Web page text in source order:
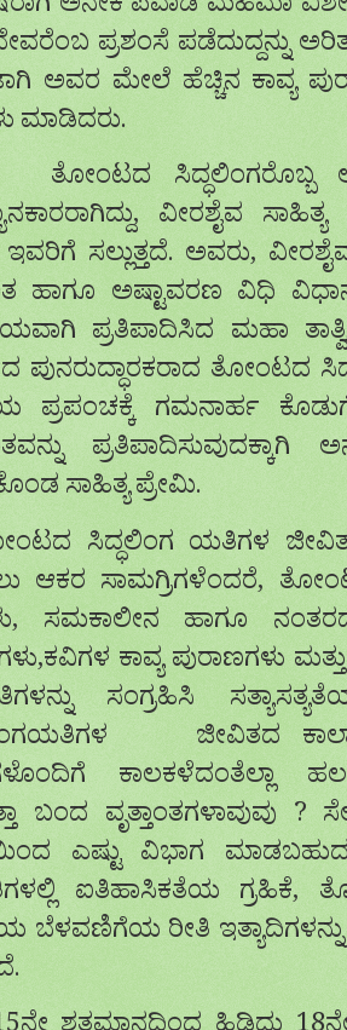
ಪ್ರಶಂಸೆ ಪಡೆದುದ್ದನ್ನು
ಅವರ ಮೇಲೆ ಹೆಚ್ಚಿನ ಕಾವ್ಯ
ಮಾಡಿದರು.
ಸಿದ್ಧಲಿಂಗರೊಬ್ಬ
ವೀರಶೈವ
ಇವರಿಗೆ ಸಲ್ಲುತ್ತದೆ. ಅವರು,
ಹಾಗೂ ಅಷ್ಟಾವರಣ ವಿಧಿ
ಪ್ರತಿಪಾದಿಸಿದ ಮಹಾ
ತೋಂಟದ
ಪ್ರಪಂಚಕ್ಕೆ ಗಮನಾರ್ಹ
ಪ್ರತಿಪಾದಿಸುವುದಕ್ಕಾಗಿ
ಸಾಹಿತ್ಯ ಪ್ರೇಮಿ.
ಸಿದ್ಧಲಿಂಗ ಯತಿಗಳ
ಆಕರ ಸಾಮಗ್ರಿಗಳೆಂದರೆ,
ಸಮಕಾಲೀನ ಹಾಗೂ
ಕಾವ್ಯ ಪುರಾಣಗಳು
ಸಂಗ್ರಹಿಸಿ
ಜೀವಿತದ
ಕಾಲಕಳೆದಂತೆಲ್ಲಾ
ಬಂದ ವೃತ್ತಾಂತಗಳಾವುವು ?
ಎಷ್ಟು ವಿಭಾಗ
ಐತಿಹಾಸಿಕತೆಯ
ಬೆಳವಣಿಗೆಯ ರೀತಿ